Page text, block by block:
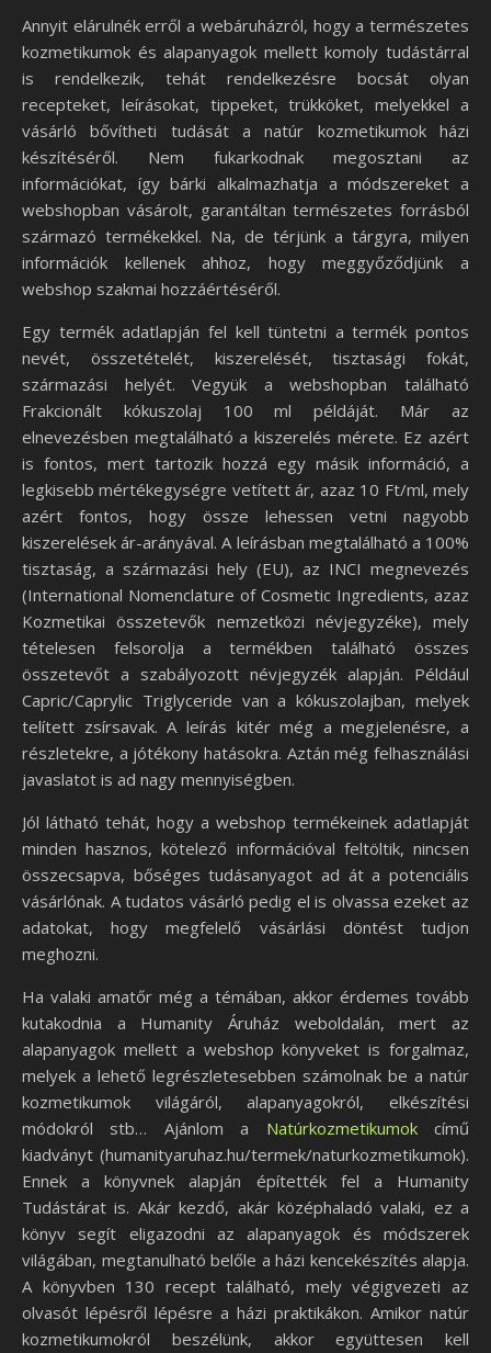
Annyit elárulnék erről a webáruházról, hogy a természetes
kozmetikumok és alapanyagok mellett komoly tudástárral
is rendelkezik, tehát rendelkezésre bocsát olyan
recepteket, leírásokat, tippeket, trükköket, melyekkel a
vásárló bővítheti tudását a natúr kozmetikumok házi
készítéséről. Nem fukarkodnak megosztani az
információkat, így bárki alkalmazhatja a módszereket a
webshopban vásárolt, garantáltan természetes forrásból
származó termékekkel. Na, de térjünk a tárgyra, milyen
információk kellenek ahhoz, hogy meggyőződjünk a
webshop szakmai hozzáértéséről.
Egy termék adatlapján fel kell tüntetni a termék pontos
nevét, összetételét, kiszerelését, tisztasági fokát,
származási helyét. Vegyük a webshopban található
Frakcionált kókuszolaj 100 ml példáját. Már az
elnevezésben megtalálható a kiszerelés mérete. Ez azért
is fontos, mert tartozik hozzá egy másik információ, a
legkisebb mértékegységre vetített ár, azaz 10 Ft/ml, mely
azért fontos, hogy össze lehessen vetni nagyobb
kiszerelések ár-arányával. A leírásban megtalálható a 100%
tisztaság, a származási hely (EU), az INCI megnevezés
(International Nomenclature of Cosmetic Ingredients, azaz
Kozmetikai összetevők nemzetközi névjegyzéke), mely
tételesen felsorolja a termékben található összes
összetevőt a szabályozott névjegyzék alapján. Például
Capric/Caprylic Triglyceride van a kókuszolajban, melyek
telített zsírsavak. A leírás kitér még a megjelenésre, a
részletekre, a jótékony hatásokra. Aztán még felhasználási
javaslatot is ad nagy mennyiségben.
Jól látható tehát, hogy a webshop termékeinek adatlapját
minden hasznos, kötelező információval feltöltik, nincsen
összecsapva, bőséges tudásanyagot ad át a potenciális
vásárlónak. A tudatos vásárló pedig el is olvassa ezeket az
adatokat, hogy megfelelő vásárlási döntést tudjon
meghozni.
Ha valaki amatőr még a témában, akkor érdemes tovább
kutakodnia a Humanity Áruház weboldalán, mert az
alapanyagok mellett a webshop könyveket is forgalmaz,
melyek a lehető legrészletesebben számolnak be a natúr
kozmetikumok világáról, alapanyagokról, elkészítési
módokról stb… Ajánlom a Natúrkozmetikumokcímű
kiadványt (humanityaruhaz.hu/termek/naturkozmetikumok).
Ennek a könyvnek alapján építették fel a Humanity
Tudástárat is. Akár kezdő, akár középhaladó valaki, ez a
könyv segít eligazodni az alapanyagok és módszerek
világában, megtanulható belőle a házi kencekészítés alapja.
A könyvben 130 recept található, mely végigvezeti az
olvasót lépésről lépésre a házi praktikákon. Amikor natúr
kozmetikumokról beszélünk, akkor együttesen kell